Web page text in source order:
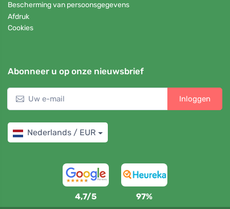
Bescherming van persoonsgegevens
Afdruk
Cookies
Abonneer u op onze nieuwsbrief
Inloggen
Nederlands / EUR
4,7/5 97%